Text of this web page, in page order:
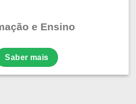
e Ensino
Saber mais